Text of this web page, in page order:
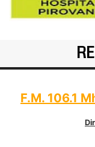
F.M. 106.1